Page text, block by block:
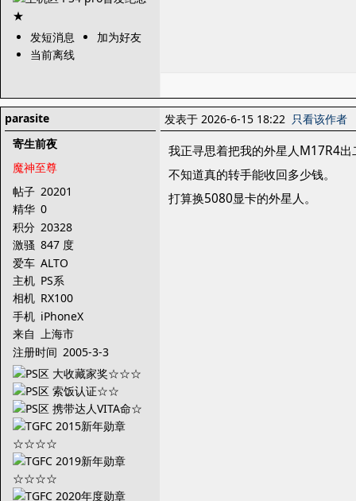
发短消息
加为好友
当前离线
parasite
寄生前夜
魔神至尊
帖子 20201
精华 0
积分 20328
激骚 847 度
爱车 ALTO
主机 PS系
相机 RX100
手机 iPhoneX
来自 上海市
注册时间 2005-3-3
发表于 2026-6-15 18:22 只看该作者
我正寻思着把我的外星人M17R4
不知道真的转手能收回多少钱。
打算换5080显卡的外星人。